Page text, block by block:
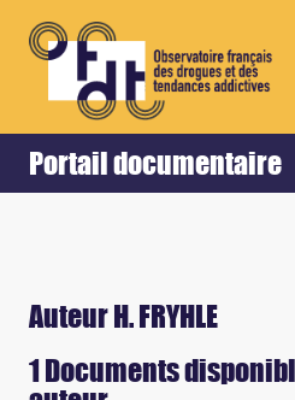
Portail documentaire
Accueil Retour
Auteur H. FRYHLE
1 Documents